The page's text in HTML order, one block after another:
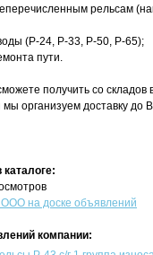
рельсам
(Р-24, Р-33, Р-50, Р-65);
пути.
получить со складов
организуем доставку до
каталоге:
на доске объявлений
компании: